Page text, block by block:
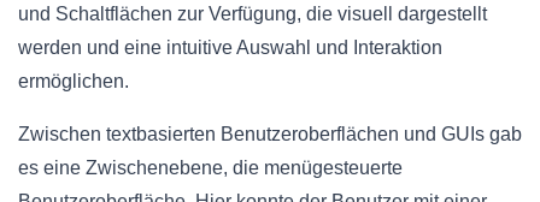
und Schaltflächen zur Verfügung, die visuell dargestellt
werden und eine intuitive Auswahl und Interaktion
ermöglichen.
Zwischen textbasierten Benutzeroberflächen und GUIs gab
es eine Zwischenebene, die menügesteuerte